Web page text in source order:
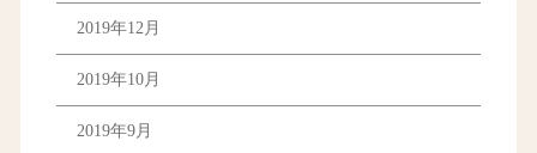
2019年12月
2019年10月
2019年9月